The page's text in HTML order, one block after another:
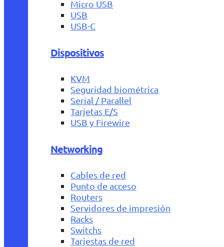
Micro USB
USB
USB-C
Dispositivos
KVM
Seguridad biométrica
Serial / Parallel
Tarjetas E/S
USB y Firewire
Networking
Cables de red
Punto de acceso
Routers
Servidores de impresión
Racks
Switchs
Tarjestas de red